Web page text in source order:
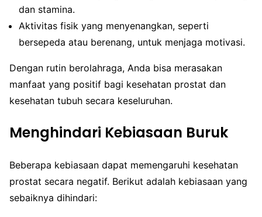
dan stamina.
Aktivitas fisik yang menyenangkan, seperti
bersepeda atau berenang, untuk menjaga motivasi.
Dengan rutin berolahraga, Anda bisa merasakan
manfaat yang positif bagi kesehatan prostat dan
kesehatan tubuh secara keseluruhan.
Menghindari Kebiasaan Buruk
Beberapa kebiasaan dapat memengaruhi kesehatan
prostat secara negatif. Berikut adalah kebiasaan yang
sebaiknya dihindari: